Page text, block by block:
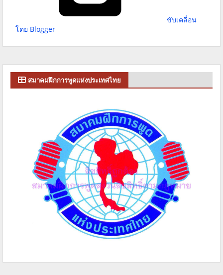
ขับเคลื่อน
โดย Blogger
สมาคมฝึกการพูดแห่งประเทศไทย